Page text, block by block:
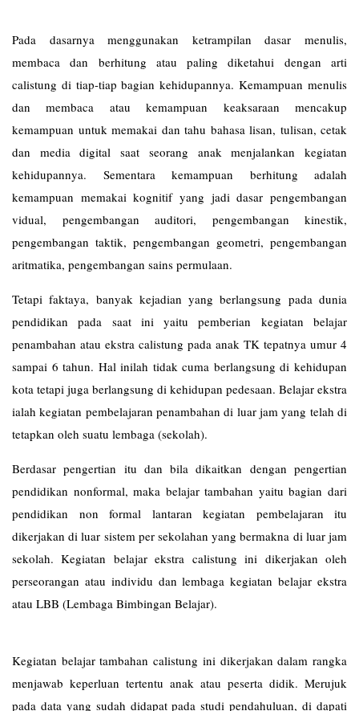
Pada dasarnya menggunakan ketrampilan dasar menulis,
membaca dan berhitung atau paling diketahui dengan arti
calistung di tiap-tiap bagian kehidupannya. Kemampuan menulis
dan membaca atau kemampuan keaksaraan mencakup
kemampuan untuk memakai dan tahu bahasa lisan, tulisan, cetak
dan media digital saat seorang anak menjalankan kegiatan
kehidupannya. Sementara kemampuan berhitung adalah
kemampuan memakai kognitif yang jadi dasar pengembangan
vidual, pengembangan auditori, pengembangan kinestik,
pengembangan taktik, pengembangan geometri, pengembangan
aritmatika, pengembangan sains permulaan.
Tetapi faktaya, banyak kejadian yang berlangsung pada dunia
pendidikan pada saat ini yaitu pemberian kegiatan belajar
penambahan atau ekstra calistung pada anak TK tepatnya umur 4
sampai 6 tahun. Hal inilah tidak cuma berlangsung di kehidupan
kota tetapi juga berlangsung di kehidupan pedesaan. Belajar ekstra
ialah kegiatan pembelajaran penambahan di luar jam yang telah di
tetapkan oleh suatu lembaga (sekolah).
Berdasar pengertian itu dan bila dikaitkan dengan pengertian
pendidikan nonformal, maka belajar tambahan yaitu bagian dari
pendidikan non formal lantaran kegiatan pembelajaran itu
dikerjakan di luar sistem per sekolahan yang bermakna di luar jam
sekolah. Kegiatan belajar ekstra calistung ini dikerjakan oleh
perseorangan atau individu dan lembaga kegiatan belajar ekstra
atau LBB (Lembaga Bimbingan Belajar).
Kegiatan belajar tambahan calistung ini dikerjakan dalam rangka
menjawab keperluan tertentu anak atau peserta didik. Merujuk
pada data yang sudah didapat pada studi pendahuluan, di dapati